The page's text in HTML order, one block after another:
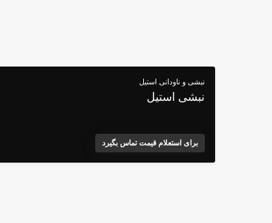
نبشی و ناودانی استیل
نبشی استیل
برای استعلام قیمت تماس بگیرد